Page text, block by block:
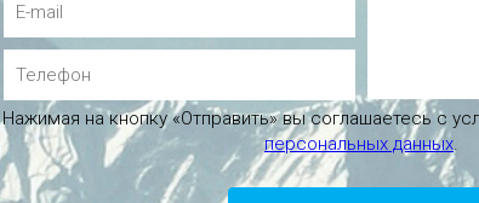
Нажимая на кнопку «Отправить» вы соглашаетесь с
персональных данных.